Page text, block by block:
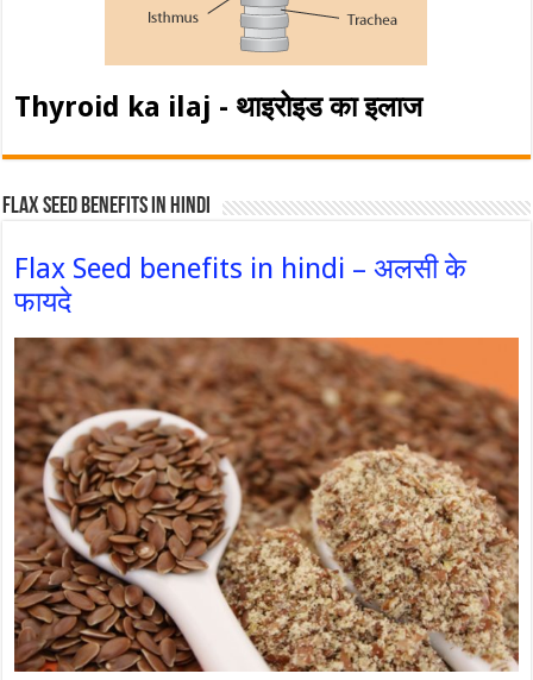
Thyroid ka ilaj - थाइरोइड का इलाज
Flax Seed Benefits in hindi
Flax Seed benefits in hindi – अलसी के
फायदे